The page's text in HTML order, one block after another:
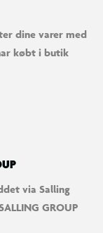
dine varer med
købt i butik
via Salling
GROUP